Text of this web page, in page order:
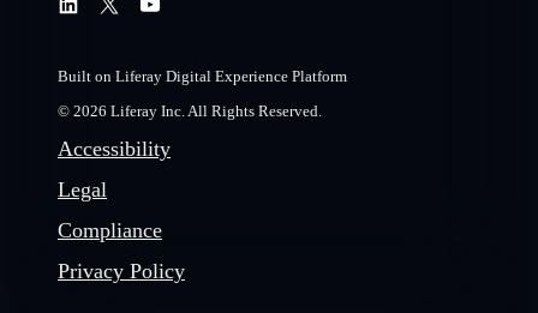
Built on Liferay Digital Experience Platform
© 2026 Liferay Inc. All Rights Reserved.
Accessibility
Legal
Compliance
Privacy Policy